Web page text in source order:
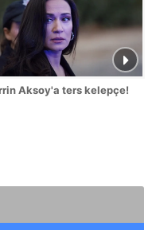
Aksoy'a ters kelepçe!